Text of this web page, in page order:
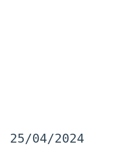
25/04/2024